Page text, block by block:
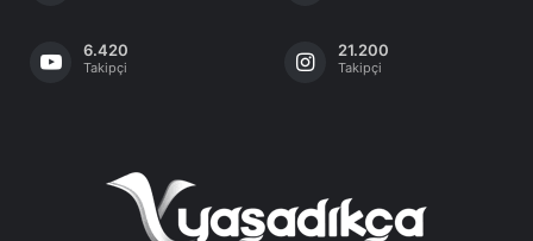
6.420
Takipçi
21.200
Takipçi